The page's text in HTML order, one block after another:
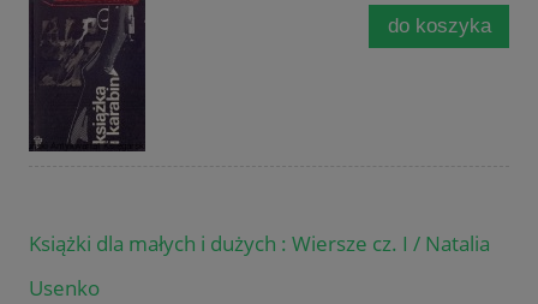
do koszyka
Książki dla małych i dużych : Wiersze cz. I / Natalia
Usenko